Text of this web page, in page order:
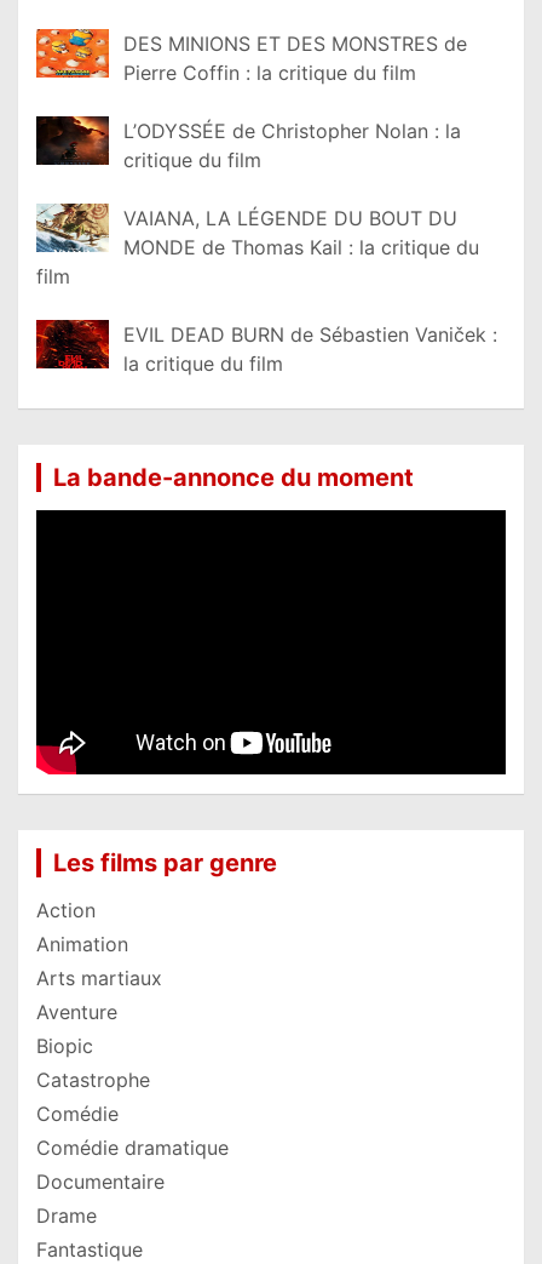
DES MINIONS ET DES MONSTRES de
Pierre Coffin : la critique du film
L’ODYSSÉE de Christopher Nolan : la
critique du film
VAIANA, LA LÉGENDE DU BOUT DU
MONDE de Thomas Kail : la critique du
film
EVIL DEAD BURN de Sébastien Vaniček :
la critique du film
La bande-annonce du moment
Les films par genre
Action
Animation
Arts martiaux
Aventure
Biopic
Catastrophe
Comédie
Comédie dramatique
Documentaire
Drame
Fantastique